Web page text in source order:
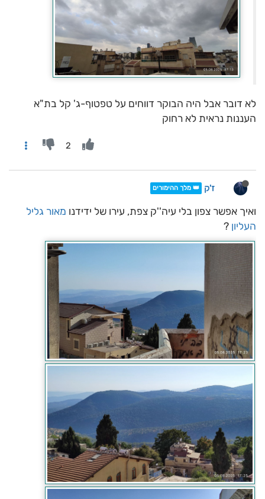
לא דובר אבל היה הבוקר דווחים על טפטוף-ג' קל בת"א
העננות נראית לא רחוק
2
ז'ק 👑 מלך ההימורים
ואיך אפשר צפון בלי עיה''ק צפת, עירו של ידידנו מאור גליל
העליון ?